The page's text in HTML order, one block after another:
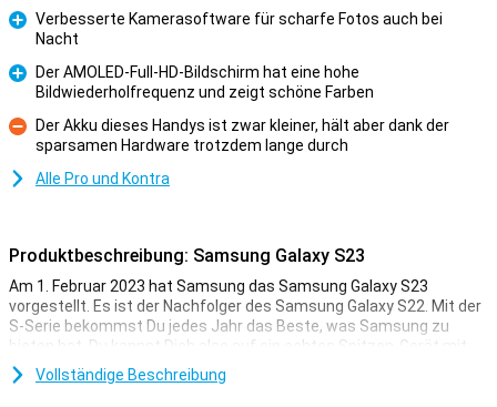
Verbesserte Kamerasoftware für scharfe Fotos auch bei
Nacht
Der AMOLED-Full-HD-Bildschirm hat eine hohe
Bildwiederholfrequenz und zeigt schöne Farben
Kontra
Der Akku dieses Handys ist zwar kleiner, hält aber dank der
sparsamen Hardware trotzdem lange durch
Alle Pro und Kontra
Produktbeschreibung: Samsung Galaxy S23
Am 1. Februar 2023 hat Samsung das Samsung Galaxy S23
vorgestellt. Es ist der Nachfolger des Samsung Galaxy S22. Mit der
S-Serie bekommst Du jedes Jahr das Beste, was Samsung zu
bieten hat. Du kannst Dich also auf ein echtes Spitzen-Gerät mit
allen Top-Funktionen freuen.
Vollständige Beschreibung